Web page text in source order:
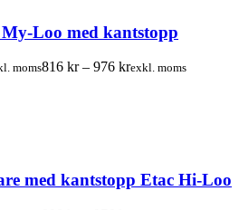
Loo med kantstopp
moms816 kr – 976 krPrisintervall:
exkl. moms
med kantstopp Etac Hi-Loo